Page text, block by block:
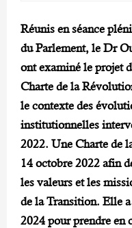
Réunis en séance
du Parlement, le Dr
ont examiné le projet
Charte de la
le contexte des
institutionnelles
2022. Une Charte de
14 octobre 2022 afin
les valeurs et les
de la Transition. Elle
2024 pour prendre en